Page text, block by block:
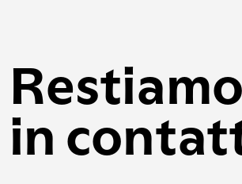
Restiamo
in